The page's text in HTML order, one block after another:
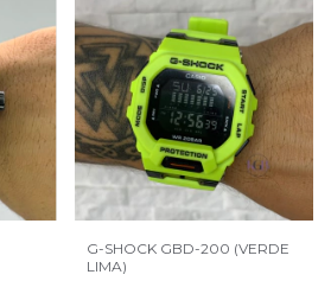
G-SHOCK GBD-200 (VERDE
LIMA)